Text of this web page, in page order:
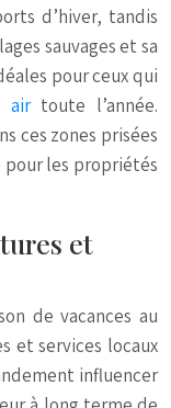
d’hiver, tandis
sauvages et sa
pour ceux qui
airtoute l’année.
ces zones prisées
les propriétés
et
de vacances au
et services locaux
influencer